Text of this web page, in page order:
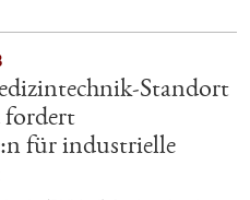
Standort
fordert
für industrielle